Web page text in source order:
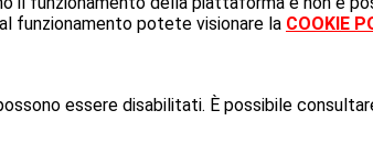
funzionamento potete visionare la COOKIE
essere disabilitati. È possibile